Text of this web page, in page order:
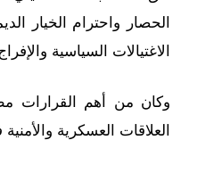
الحصار واحترام الخيار
الاغتيالات السياسية
وكان من أهم القرارات
العلاقات العسكرية